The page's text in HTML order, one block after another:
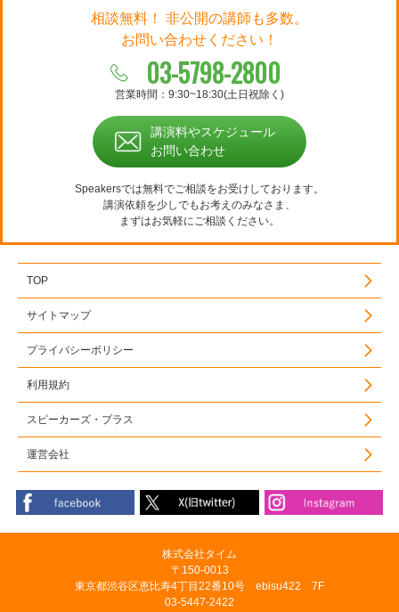
相談無料！ 非公開の講師も多数。
お問い合わせください！
03-5798-2800
営業時間：9:30~18:30(土日祝除く)
講演料やスケジュール
お問い合わせ
Speakersでは無料でご相談をお受けしております。
講演依頼を少しでもお考えのみなさま、
まずはお気軽にご相談ください。
TOP
サイトマップ
プライバシーポリシー
利用規約
スピーカーズ・プラス
運営会社
株式会社タイム
〒150-0013
東京都渋谷区恵比寿4丁目22番10号 ebisu422 7F
03-5447-2422